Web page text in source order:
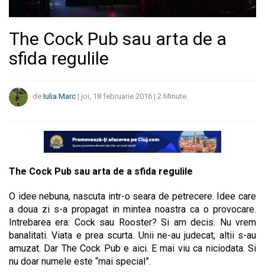
The Cock Pub sau arta de a
sfida regulile
de Iulia Marc | joi, 18 februarie 2016 | 2 Minute
The Cock Pub sau arta de a sfida regulile
O idee nebuna, nascuta intr-o seara de petrecere. Idee care
a doua zi s-a propagat in mintea noastra ca o provocare.
Intrebarea era: Cock sau Rooster? Si am decis. Nu vrem
banalitati. Viata e prea scurta. Unii ne-au judecat, altii s-au
amuzat. Dar The Cock Pub e aici. E mai viu ca niciodata. Si
nu doar numele este “mai special”.